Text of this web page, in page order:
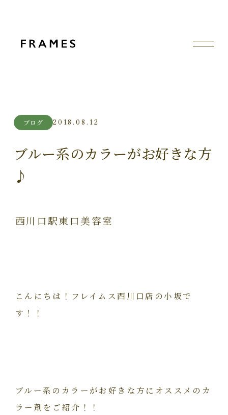
ブログ 2018.08.12
ブルー系のカラーがお好きな方
♪
西川口駅東口美容室
こんにちは！フレイムス西川口店の小坂で
す！！
ブルー系のカラーがお好きな方にオススメのカ
ラー剤をご紹介！！